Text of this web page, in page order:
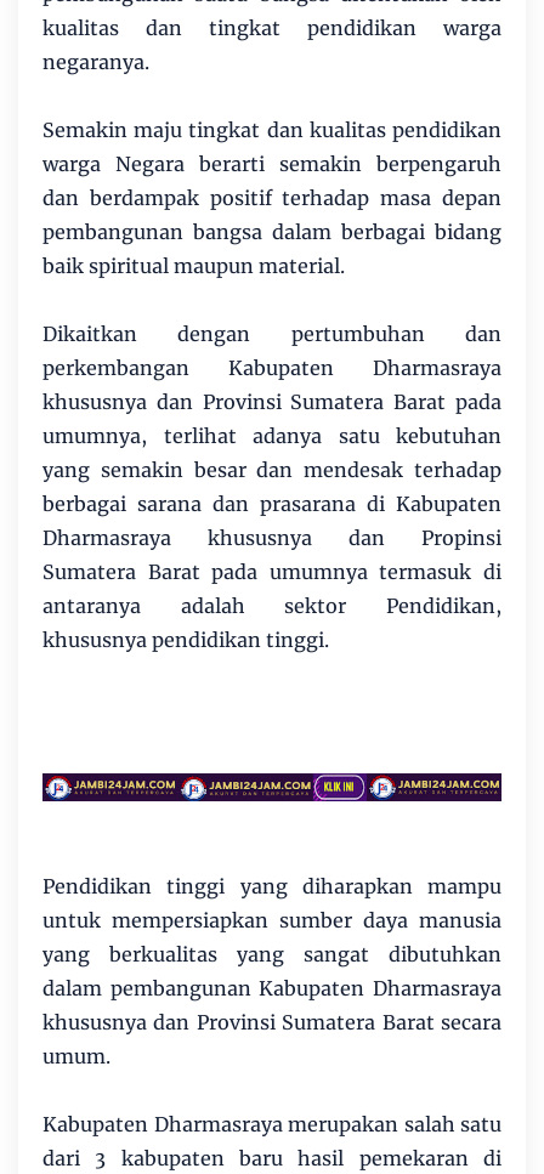
kualitas dan tingkat pendidikan warga
negaranya.
Semakin maju tingkat dan kualitas pendidikan
warga Negara berarti semakin berpengaruh
dan berdampak positif terhadap masa depan
pembangunan bangsa dalam berbagai bidang
baik spiritual maupun material.
Dikaitkan dengan pertumbuhan dan
perkembangan Kabupaten Dharmasraya
khususnya dan Provinsi Sumatera Barat pada
umumnya, terlihat adanya satu kebutuhan
yang semakin besar dan mendesak terhadap
berbagai sarana dan prasarana di Kabupaten
Dharmasraya khususnya dan Propinsi
Sumatera Barat pada umumnya termasuk di
antaranya adalah sektor Pendidikan,
khususnya pendidikan tinggi.
Pendidikan tinggi yang diharapkan mampu
untuk mempersiapkan sumber daya manusia
yang berkualitas yang sangat dibutuhkan
dalam pembangunan Kabupaten Dharmasraya
khususnya dan Provinsi Sumatera Barat secara
umum.
Kabupaten Dharmasraya merupakan salah satu
dari 3 kabupaten baru hasil pemekaran di